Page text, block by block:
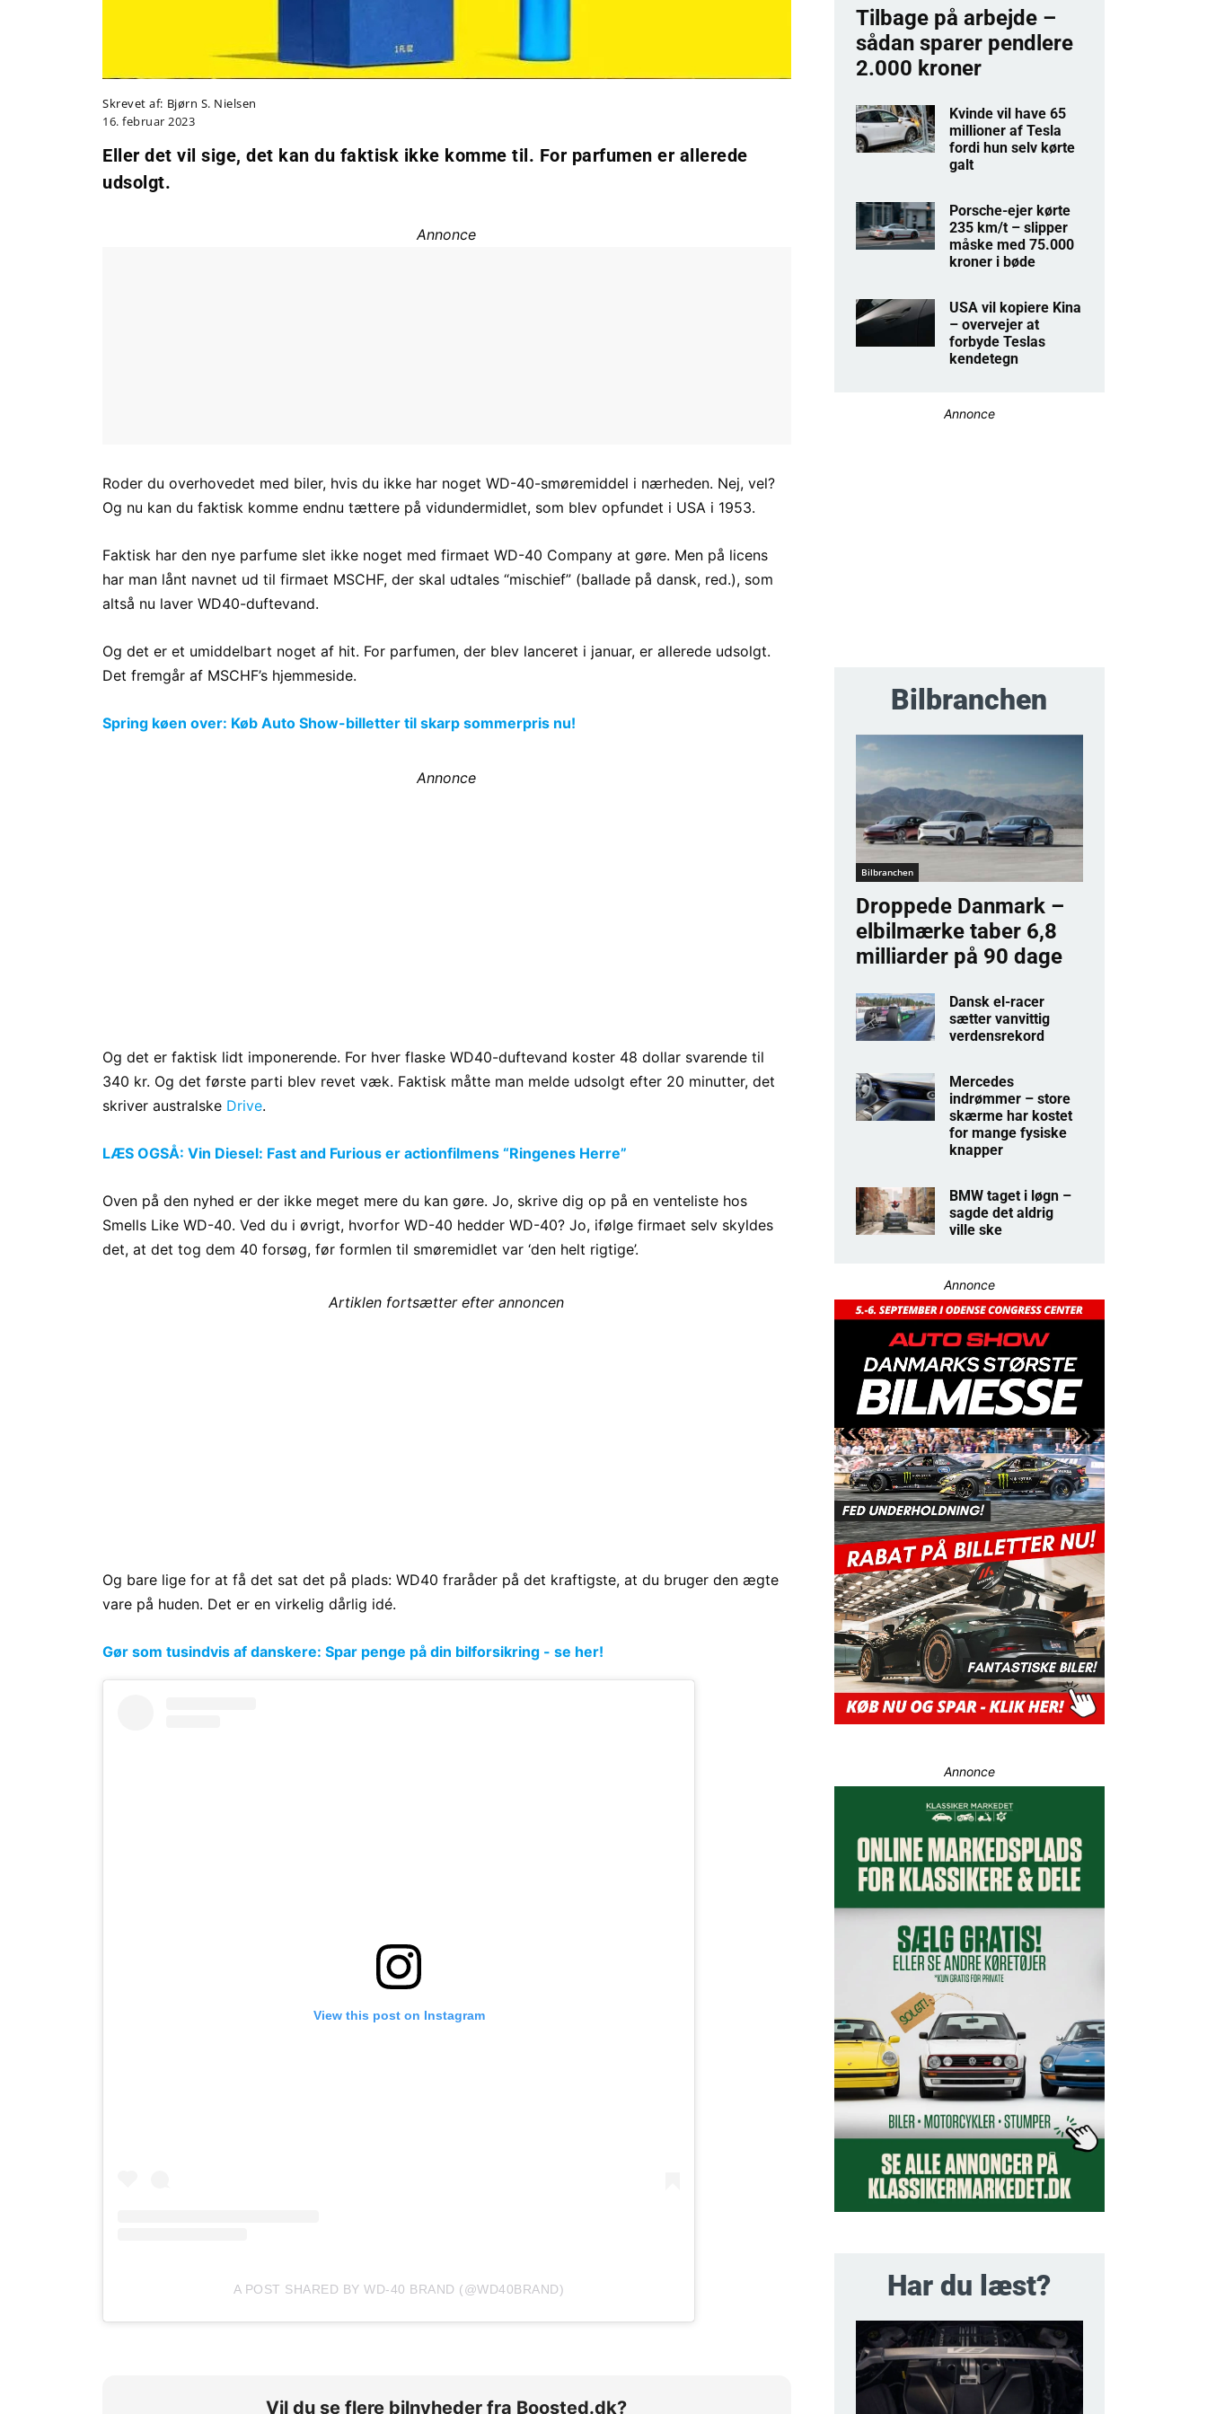
Skrevet af: Bjørn S. Nielsen
16. februar 2023
Eller det vil sige, det kan du faktisk ikke komme til. For parfumen er allerede
udsolgt.
Annonce
Roder du overhovedet med biler, hvis du ikke har noget WD-40-smøremiddel i nærheden. Nej, vel?
Og nu kan du faktisk komme endnu tættere på vidundermidlet, som blev opfundet i USA i 1953.
Faktisk har den nye parfume slet ikke noget med firmaet WD-40 Company at gøre. Men på licens
har man lånt navnet ud til firmaet MSCHF, der skal udtales “mischief” (ballade på dansk, red.), som
altså nu laver WD40-duftevand.
Og det er et umiddelbart noget af hit. For parfumen, der blev lanceret i januar, er allerede udsolgt.
Det fremgår af MSCHF’s hjemmeside.
Spring køen over: Køb Auto Show-billetter til skarp sommerpris nu!
Annonce
Og det er faktisk lidt imponerende. For hver flaske WD40-duftevand koster 48 dollar svarende til
340 kr. Og det første parti blev revet væk. Faktisk måtte man melde udsolgt efter 20 minutter, det
skriver australske Drive.
LÆS OGSÅ: Vin Diesel: Fast and Furious er actionfilmens “Ringenes Herre”
Oven på den nyhed er der ikke meget mere du kan gøre. Jo, skrive dig op på en venteliste hos
Smells Like WD-40. Ved du i øvrigt, hvorfor WD-40 hedder WD-40? Jo, ifølge firmaet selv skyldes
det, at det tog dem 40 forsøg, før formlen til smøremidlet var ‘den helt rigtige’.
Artiklen fortsætter efter annoncen
Og bare lige for at få det sat det på plads: WD40 fraråder på det kraftigste, at du bruger den ægte
vare på huden. Det er en virkelig dårlig idé.
Gør som tusindvis af danskere: Spar penge på din bilforsikring - se her!
View this post on Instagram
A POST SHARED BY WD-40 BRAND (@WD40BRAND)
Vil du se flere bilnyheder fra Boosted.dk?
Tilbage på arbejde –
sådan sparer pendlere
2.000 kroner
Kvinde vil have 65
millioner af Tesla
fordi hun selv kørte
galt
Porsche-ejer kørte
235 km/t – slipper
måske med 75.000
kroner i bøde
USA vil kopiere Kina
– overvejer at
forbyde Teslas
kendetegn
Annonce
Bilbranchen
Bilbranchen
Droppede Danmark –
elbilmærke taber 6,8
milliarder på 90 dage
Dansk el-racer
sætter vanvittig
verdensrekord
Mercedes
indrømmer – store
skærme har kostet
for mange fysiske
knapper
BMW taget i løgn –
sagde det aldrig
ville ske
Annonce
Annonce
Har du læst?